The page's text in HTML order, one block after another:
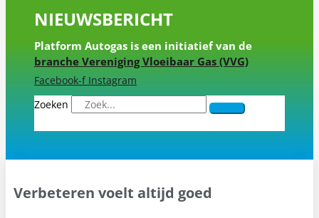
NIEUWSBERICHT
Platform Autogas is een initiatief van de
branche Vereniging Vloeibaar Gas (VVG)
Facebook-f Instagram
Zoeken
Verbeteren voelt altijd goed